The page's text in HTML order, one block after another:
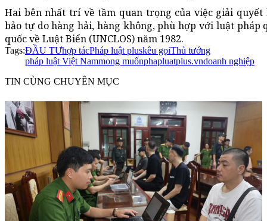
Hai bên nhất trí về tầm quan trọng của việc giải quyết
bảo tự do hàng hải, hàng không, phù hợp với luật pháp
quốc về Luật Biển (UNCLOS) năm 1982.
Tags:ĐẦU TƯhợp tácPháp luật pluskêu gọiThủ tướng
pháp luật Việt Nammong muốnphapluatplus.vndoanh nghiệp
TIN CÙNG CHUYÊN MỤC